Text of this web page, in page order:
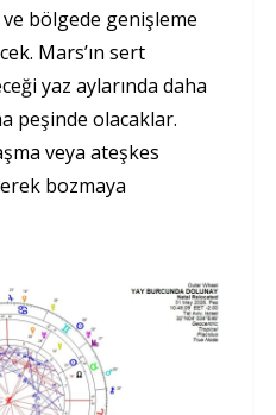
bölgede genişleme
Mars’ın sert
yaz aylarında daha
peşinde olacaklar.
veya ateşkes
bozmaya